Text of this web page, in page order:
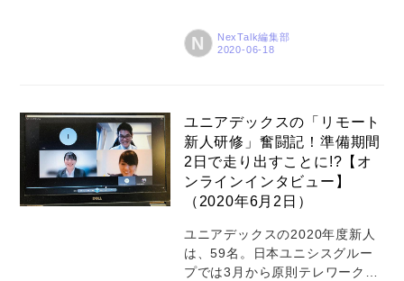
全国の採用担当者は、本社や各
支店に学生を集めて会社説明会
をしているのでしょうか！？今
回もNexTalk編集部と未来サービ
ス研究所が合同で、採用担当者
にオンラインインタビューを行
いました。 ー 最初に自己紹介を
お願します 2007年入社当時から
人事関連の業務を担当していま
す。人事労務などを2年間経験し
た後、2009年からは日本ユニシ
N NexTalk編集部
ユニアデックスの「リモート
新人研修」奮闘記！準備期間
2日で走り出すことに!?【オ
ンラインインタビュー】
（2020年6月2日）
ユニアデックスの2020年度新人
は、59名。日本ユニシスグルー
プでは3月から原則テレワークな